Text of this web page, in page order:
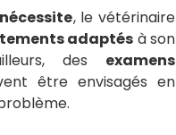
, le vétérinaire
adaptés à son
des examens
être envisagés en